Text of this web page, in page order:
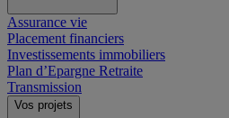
Assurance vie
Placement financiers
Investissements immobiliers
Plan d’Epargne Retraite
Transmission
Vos projets